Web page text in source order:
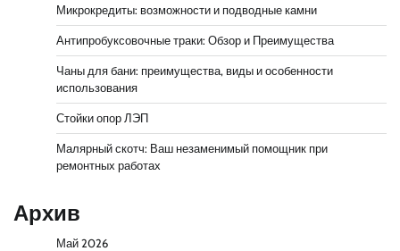
Микрокредиты: возможности и подводные камни
Антипробуксовочные траки: Обзор и Преимущества
Чаны для бани: преимущества, виды и особенности
использования
Стойки опор ЛЭП
Малярный скотч: Ваш незаменимый помощник при
ремонтных работах
Архив
Май 2026